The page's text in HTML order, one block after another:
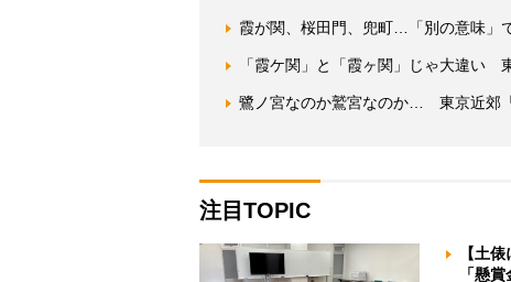
霞が関、桜田門、兜町…「別の意味」
「霞ケ関」と「霞ヶ関」じゃ大違い
鷺ノ宮なのか鷲宮なのか… 東京近郊「
注目TOPIC
【土
「懸